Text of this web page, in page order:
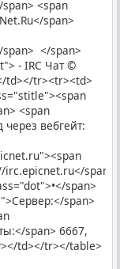
<span
span>
</span>
- IRC Чат ©
td></tr><tr><td>
<span
через вебгейт:
span>
span>
span>
span> 6667,
td></tr></table>